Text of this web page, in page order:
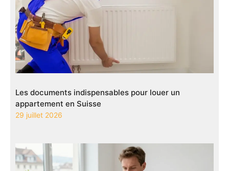
Les documents indispensables pour louer un
appartement en Suisse
29 juillet 2026